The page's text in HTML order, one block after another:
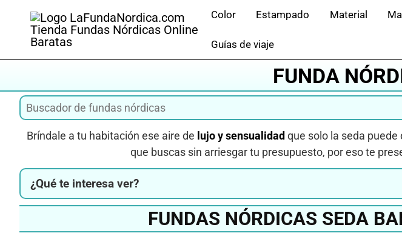
contenido
Color Estampado Material
Guías de viaje
FUNDA
Bríndale a tu habitación ese aire de lujo y sensualidad que solo la seda puede
que buscas sin arriesgar tu presupuesto, por eso te
¿Qué te interesa ver?
FUNDAS NÓRDICAS SEDA